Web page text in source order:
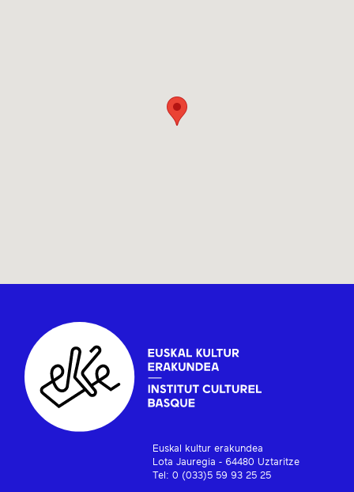
Euskal kultur erakundea
Lota Jauregia - 64480 Uztaritze
Tel: 0 (033)5 59 93 25 25